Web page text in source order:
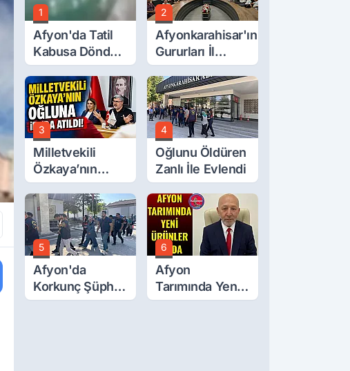
1
Afyon'da Tatil
Kabusa Döndü,
Acı Son!
2
Afyonkarahisar'ın
Gururları İl
Müdürüyle
Buluştu
3
Milletvekili
Özkaya’nın
Oğluna İftira
Atıldı
4
Oğlunu Öldüren
Zanlı İle Evlendi
5
Afyon'da
Korkunç Şüphe!
Düştü Mü,
6
Afyon
Tarımında Yeni
Ürünler Yolda